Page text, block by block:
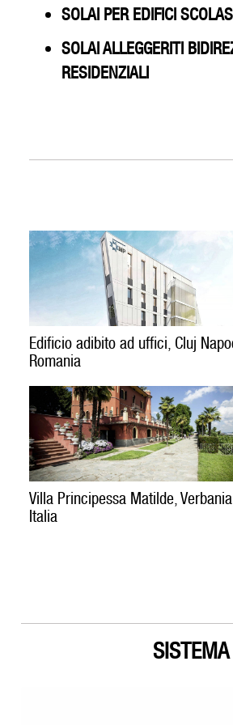
SOLAI PER EDIFICI
SOLAI ALLEGGERITI BIDIREZIONALI PER EDIFICI
RESIDENZIALI
Edificio adibito ad uffici, Cluj
Romania
Villa Principessa Matilde,
Italia